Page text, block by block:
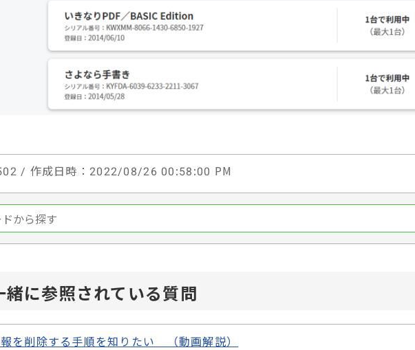
/ 作成日時 ：2022/08/26 00:58:00 PM
緒に参照されている質問
を削除する手順を知りたい （動画解説）